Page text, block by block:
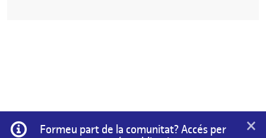
Informació
Formeu part de la comunitat? Accés per
×